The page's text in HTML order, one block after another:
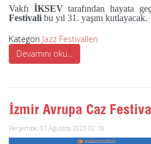
Vakfı İKSEVtarafından hayata
Festivali bu yıl 31. yaşını kutlayacak.
Kategori Jazz Festivalleri
Devamını oku...
İzmir Avrupa Caz
Perşembe, 31 Ağustos 2023 02:18